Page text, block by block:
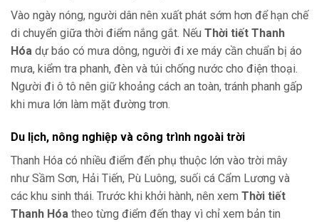
Vào ngày nóng, người dân nên xuất phát sớm hơn để hạn chế
di chuyển giữa thời điểm nắng gắt. Nếu Thời tiết Thanh
Hóa dự báo có mưa dông, người đi xe máy cần chuẩn bị áo
mưa, kiểm tra phanh, đèn và túi chống nước cho điện thoại.
Người đi ô tô nên giữ khoảng cách an toàn, tránh phanh gấp
khi mưa lớn làm mặt đường trơn.
Du lịch, nông nghiệp và công trình ngoài trời
Thanh Hóa có nhiều điểm đến phụ thuộc lớn vào trời mây
như Sầm Sơn, Hải Tiến, Pù Luông, suối cá Cẩm Lương và
các khu sinh thái. Trước khi khởi hành, nên xem Thời tiết
Thanh Hóa theo từng điểm đến thay vì chỉ xem bản tin